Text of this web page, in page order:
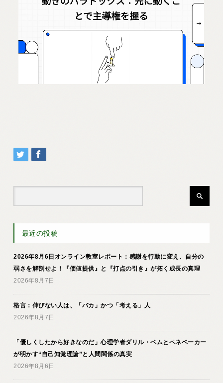
最近の投稿
2026年8月6日オンライン教室レポート：感謝を行動に変え、自分の
弱さを解剖せよ！『価値提供』と『打点の引き』が拓く成長の真理
2026年8月7日
格言：伸びない人は、「バカ」かつ「考える」人
2026年8月7日
「優しくしたから好きなのだ」心理学者ダリル・ベムとペネベーカー
が明かす“自己知覚理論”と人間関係の真実
2026年8月6日